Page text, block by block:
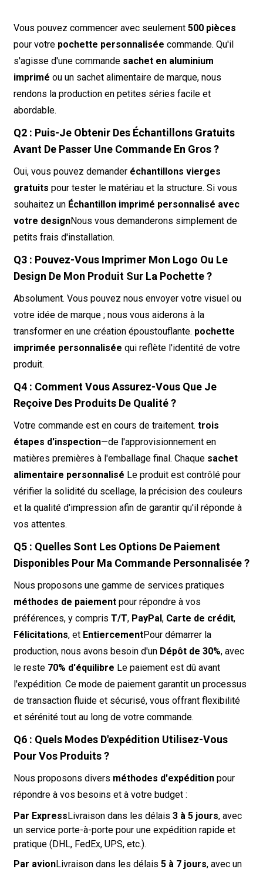
Vous pouvez commencer avec seulement 500 pièces
pour votre pochette personnalisée commande. Qu'il
s'agisse d'une commande sachet en aluminium
imprimé ou un sachet alimentaire de marque, nous
rendons la production en petites séries facile et
abordable.
Q2 : Puis-Je Obtenir Des Échantillons Gratuits
Avant De Passer Une Commande En Gros ?
Oui, vous pouvez demander échantillons vierges
gratuits pour tester le matériau et la structure. Si vous
souhaitez un Échantillon imprimé personnalisé avec
votre designNous vous demanderons simplement de
petits frais d'installation.
Q3 : Pouvez-Vous Imprimer Mon Logo Ou Le
Design De Mon Produit Sur La Pochette ?
Absolument. Vous pouvez nous envoyer votre visuel ou
votre idée de marque ; nous vous aiderons à la
transformer en une création époustouflante. pochette
imprimée personnalisée qui reflète l'identité de votre
produit.
Q4 : Comment Vous Assurez-Vous Que Je
Reçoive Des Produits De Qualité ?
Votre commande est en cours de traitement. trois
étapes d'inspection—de l'approvisionnement en
matières premières à l'emballage final. Chaque sachet
alimentaire personnalisé Le produit est contrôlé pour
vérifier la solidité du scellage, la précision des couleurs
et la qualité d'impression afin de garantir qu'il réponde à
vos attentes.
Q5 : Quelles Sont Les Options De Paiement
Disponibles Pour Ma Commande Personnalisée ?
Nous proposons une gamme de services pratiques
méthodes de paiementpour répondre à vos
préférences, y compris T/T, PayPal, Carte de crédit,
Félicitations, et EntiercementPour démarrer la
production, nous avons besoin d'un Dépôt de 30%, avec
le reste 70% d'équilibre Le paiement est dû avant
l'expédition. Ce mode de paiement garantit un processus
de transaction fluide et sécurisé, vous offrant flexibilité
et sérénité tout au long de votre commande.
Q6 : Quels Modes D'expédition Utilisez-Vous
Pour Vos Produits ?
Nous proposons divers méthodes d'expéditionpour
répondre à vos besoins et à votre budget :
Par ExpressLivraison dans les délais 3 à 5 jours, avec
un service porte-à-porte pour une expédition rapide et
pratique (DHL, FedEx, UPS, etc.).
Par avionLivraison dans les délais 5 à 7 jours, avec un